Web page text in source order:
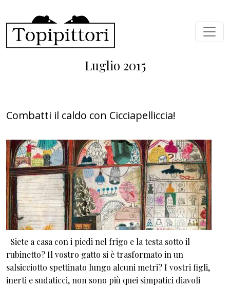
Luglio 2015
Combatti il caldo con Cicciapelliccia!
Siete a casa con i piedi nel frigo e la testa sotto il
rubinetto? Il vostro gatto si è trasformato in un
salsicciotto spettinato lungo alcuni metri? I vostri figli,
inerti e sudaticci, non sono più quei simpatici diavoli